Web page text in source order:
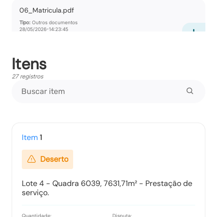
06_Matricula.pdf
Tipo: Outros documentos
28/05/2026-14:23:45
07_Mapa.pdf
Tipo:Outros documentos
28/05/2026-14:23:55
a_Macrozona_Urbana.pdf
Tipo:Outros documentos
Itens
27 registros
Item1
Deserto
Lote 4 - Quadra 6039, 7631,71m² - Prestação de
serviço.